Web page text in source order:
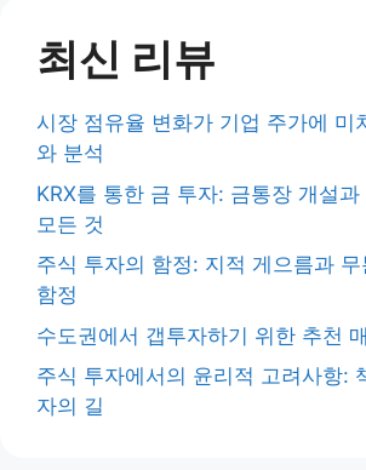
최신 리뷰
시장 점유율 변화가 기업 주가에 미
와 분석
KRX를 통한 금 투자: 금통장 개설
모든 것
주식 투자의 함정: 지적 게으름과 무
함정
수도권에서 갭투자하기 위한 추천
주식 투자에서의 윤리적 고려사항:
자의 길